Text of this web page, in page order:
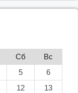
Сб
Вс
5
6
12
13